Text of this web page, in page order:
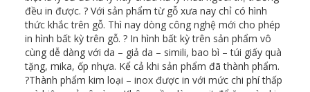
đều in được. ? Với sản phẩm từ gỗ xưa nay chỉ có hình
thức khắc trên gỗ. Thì nay dòng công nghệ mới cho phép
in hình bất kỳ trên gỗ. ?️ In hình bất kỳ trên sản phẩm vô
cùng dễ dàng với da – giả da – simili, bao bì – túi giấy quà
tặng, mika, ốp nhựa. Kể cả khi sản phẩm đã thành phẩm.
?Thành phẩm kim loại – inox được in với mức chi phí thấp